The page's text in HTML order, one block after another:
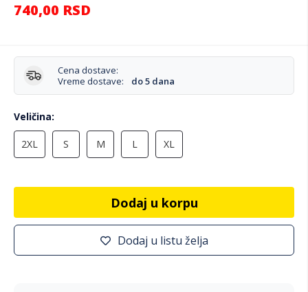
740,00 RSD
Cena dostave:
Vreme dostave:
do 5 dana
Veličina
2XL S M L XL
Dodaj u korpu
Dodaj u listu želja